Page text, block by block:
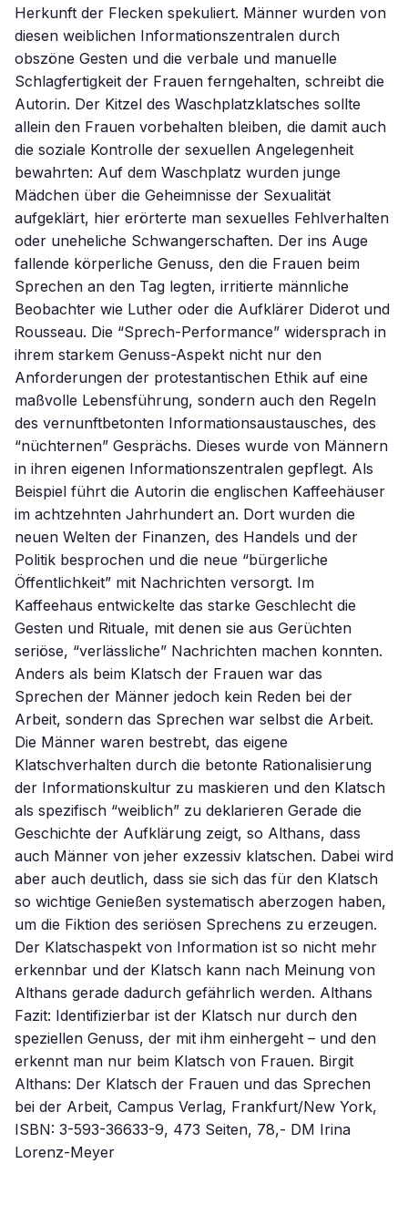
Herkunft der Flecken spekuliert. Männer wurden von
diesen weiblichen Informationszentralen durch
obszöne Gesten und die verbale und manuelle
Schlagfertigkeit der Frauen ferngehalten, schreibt die
Autorin. Der Kitzel des Waschplatzklatsches sollte
allein den Frauen vorbehalten bleiben, die damit auch
die soziale Kontrolle der sexuellen Angelegenheit
bewahrten: Auf dem Waschplatz wurden junge
Mädchen über die Geheimnisse der Sexualität
aufgeklärt, hier erörterte man sexuelles Fehlverhalten
oder uneheliche Schwangerschaften. Der ins Auge
fallende körperliche Genuss, den die Frauen beim
Sprechen an den Tag legten, irritierte männliche
Beobachter wie Luther oder die Aufklärer Diderot und
Rousseau. Die “Sprech-Performance” widersprach in
ihrem starkem Genuss-Aspekt nicht nur den
Anforderungen der protestantischen Ethik auf eine
maßvolle Lebensführung, sondern auch den Regeln
des vernunftbetonten Informationsaustausches, des
“nüchternen” Gesprächs. Dieses wurde von Männern
in ihren eigenen Informationszentralen gepflegt. Als
Beispiel führt die Autorin die englischen Kaffeehäuser
im achtzehnten Jahrhundert an. Dort wurden die
neuen Welten der Finanzen, des Handels und der
Politik besprochen und die neue “bürgerliche
Öffentlichkeit” mit Nachrichten versorgt. Im
Kaffeehaus entwickelte das starke Geschlecht die
Gesten und Rituale, mit denen sie aus Gerüchten
seriöse, “verlässliche” Nachrichten machen konnten.
Anders als beim Klatsch der Frauen war das
Sprechen der Männer jedoch kein Reden bei der
Arbeit, sondern das Sprechen war selbst die Arbeit.
Die Männer waren bestrebt, das eigene
Klatschverhalten durch die betonte Rationalisierung
der Informationskultur zu maskieren und den Klatsch
als spezifisch “weiblich” zu deklarieren Gerade die
Geschichte der Aufklärung zeigt, so Althans, dass
auch Männer von jeher exzessiv klatschen. Dabei wird
aber auch deutlich, dass sie sich das für den Klatsch
so wichtige Genießen systematisch aberzogen haben,
um die Fiktion des seriösen Sprechens zu erzeugen.
Der Klatschaspekt von Information ist so nicht mehr
erkennbar und der Klatsch kann nach Meinung von
Althans gerade dadurch gefährlich werden. Althans
Fazit: Identifizierbar ist der Klatsch nur durch den
speziellen Genuss, der mit ihm einhergeht – und den
erkennt man nur beim Klatsch von Frauen. Birgit
Althans: Der Klatsch der Frauen und das Sprechen
bei der Arbeit, Campus Verlag, Frankfurt/New York,
ISBN: 3-593-36633-9, 473 Seiten, 78,- DM Irina
Lorenz-Meyer